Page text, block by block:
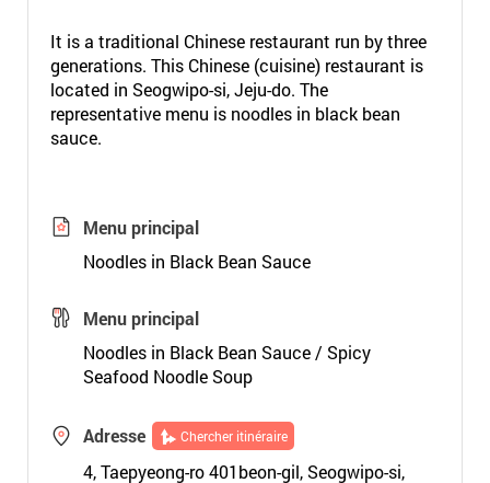
It is a traditional Chinese restaurant run by three
generations. This Chinese (cuisine) restaurant is
located in Seogwipo-si, Jeju-do. The
representative menu is noodles in black bean
sauce.
Menu principal
Noodles in Black Bean Sauce
Menu principal
Noodles in Black Bean Sauce / Spicy
Seafood Noodle Soup
Adresse Chercher itinéraire
4, Taepyeong-ro 401beon-gil, Seogwipo-si,